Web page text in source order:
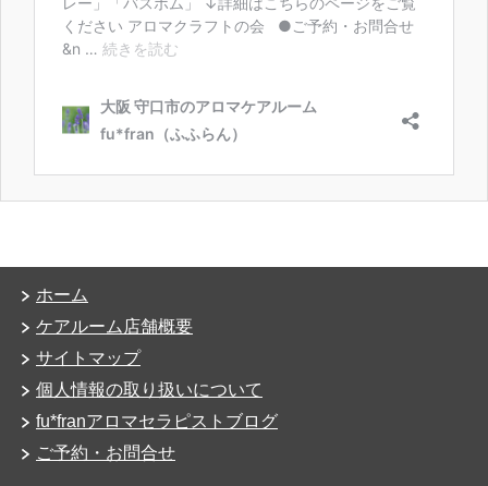
ホーム
ケアルーム店舗概要
サイトマップ
個人情報の取り扱いについて
fu*franアロマセラピストブログ
ご予約・お問合せ